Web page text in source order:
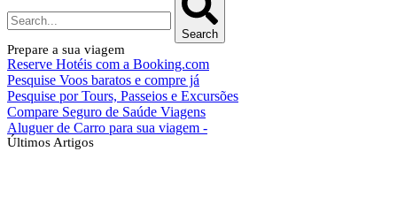
Search
Prepare a sua viagem
Reserve Hotéis com a Booking.com
Pesquise Voos baratos e compre já
Pesquise por Tours, Passeios e Excursões
Compare Seguro de Saúde Viagens
Aluguer de Carro para sua viagem -
Últimos Artigos